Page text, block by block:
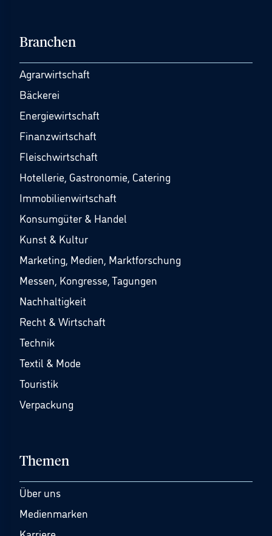
Branchen
Agrarwirtschaft
Bäckerei
Energiewirtschaft
Finanzwirtschaft
Fleischwirtschaft
Hotellerie, Gastronomie, Catering
Immobilienwirtschaft
Konsumgüter & Handel
Kunst & Kultur
Marketing, Medien, Marktforschung
Messen, Kongresse, Tagungen
Nachhaltigkeit
Recht & Wirtschaft
Technik
Textil & Mode
Touristik
Verpackung
Themen
Über uns
Medienmarken